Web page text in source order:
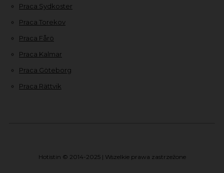
Praca Sydkoster
Praca Torekov
Praca Fårö
Praca Kalmar
Praca Göteborg
Praca Rättvik
Hotistin © 2014-2025 | Wszelkie prawa zastrzeżone